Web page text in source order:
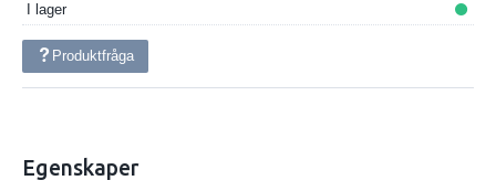
I lager
Produktfråga
Egenskaper